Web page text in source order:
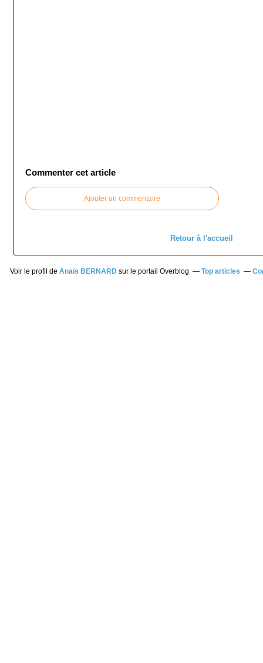
Commenter cet article
Ajouter un commentaire
Retour à l'accueil
Voir le profil de Anaïs BERNARDsur le portail Overblog Top articles